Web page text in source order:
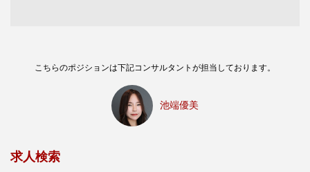
こちらのポジションは下記コンサルタントが担当しております。
池端優美
求人検索